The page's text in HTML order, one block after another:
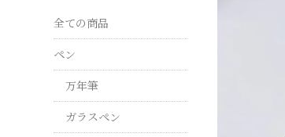
全ての商品
ペン
万年筆
ガラスペン